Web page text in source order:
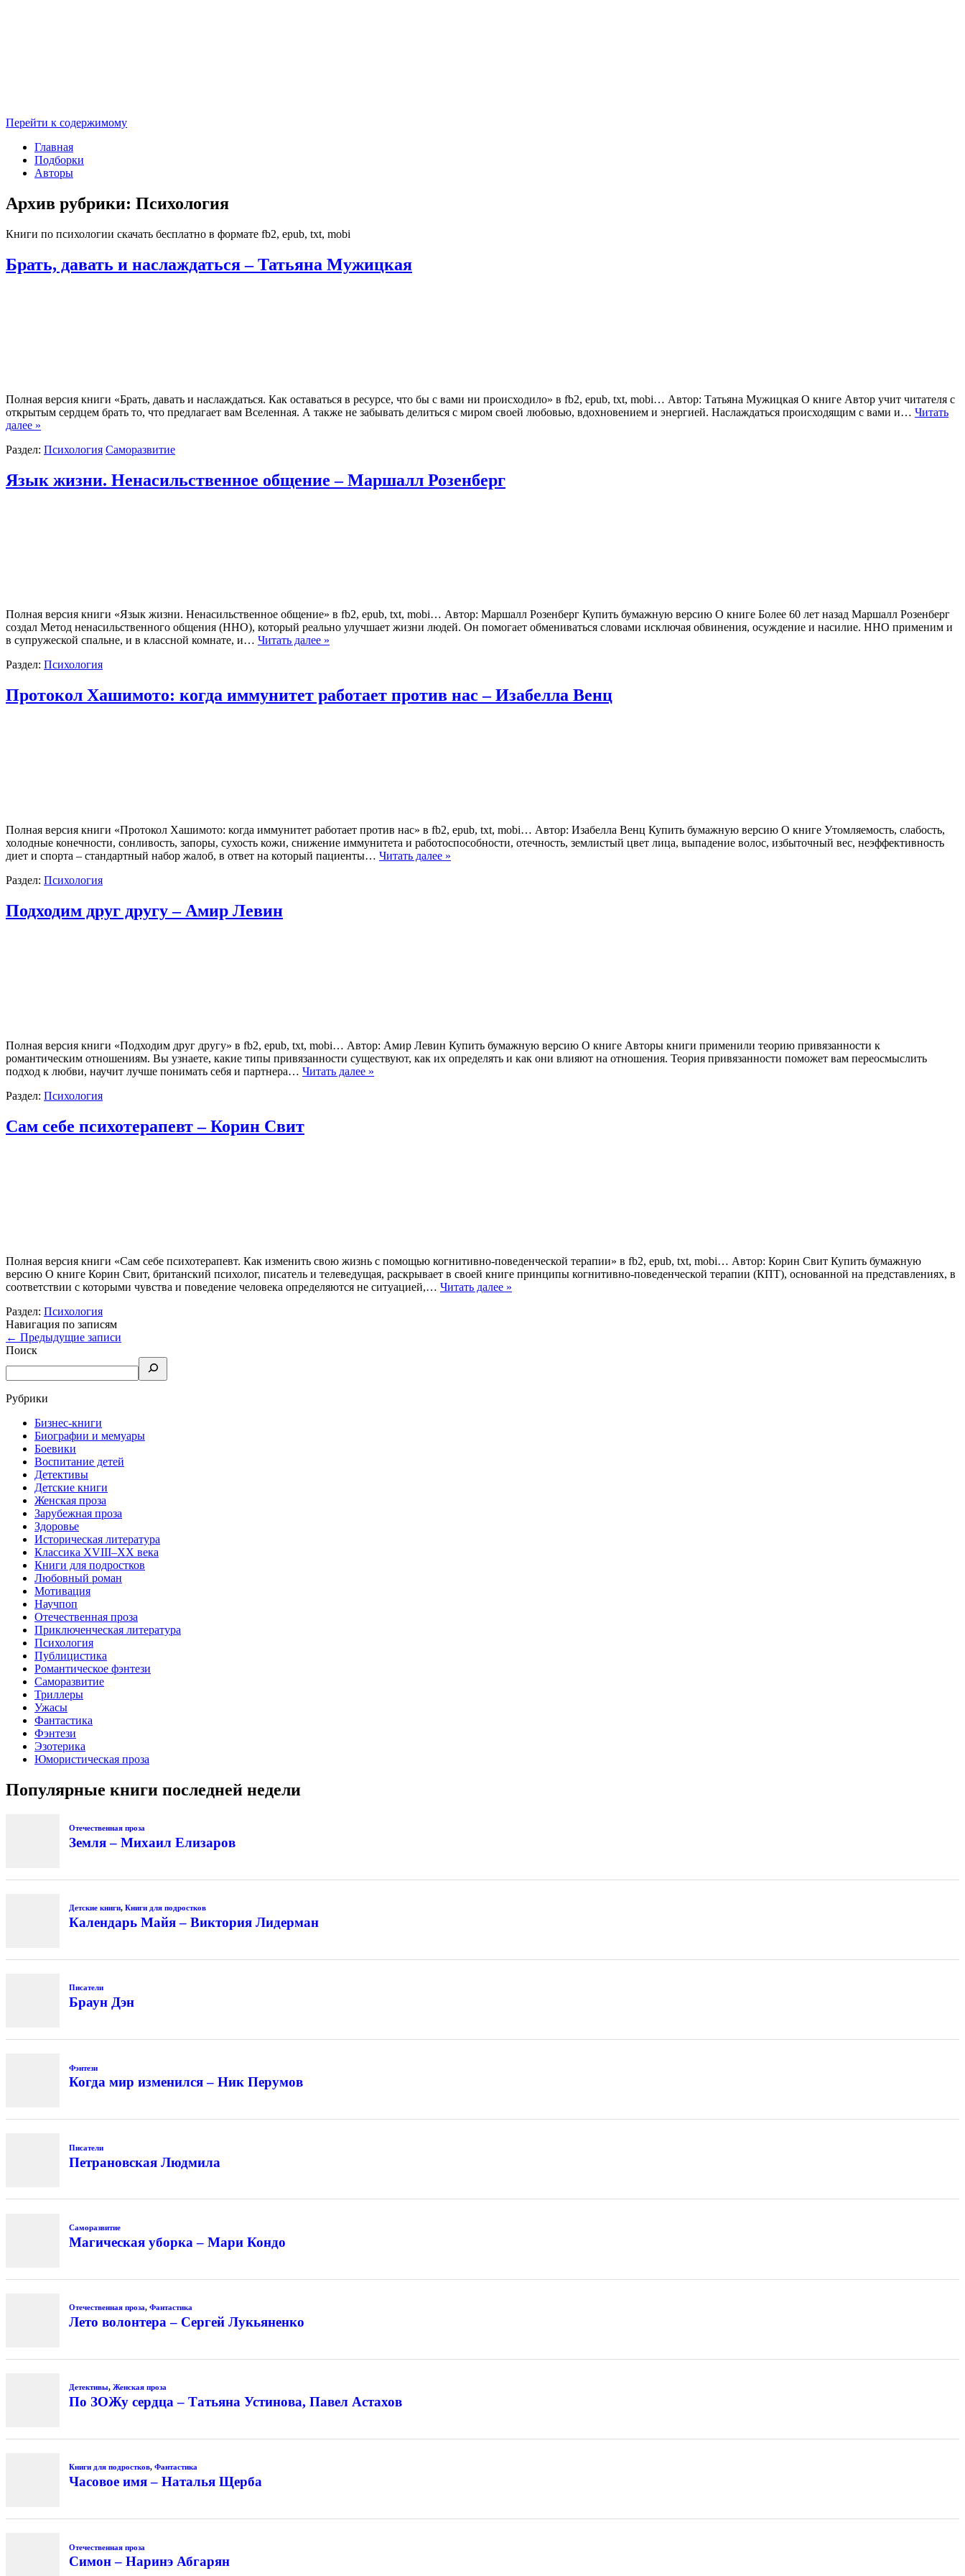
Перейти к содержимому
Главная
Подборки
Авторы
Архив рубрики: Психология
Книги по психологии скачать бесплатно в формате fb2, epub, txt, mobi
Брать, давать и наслаждаться – Татьяна Мужицкая
Полная версия книги «Брать, давать и наслаждаться. Как оставаться в ресурсе, что бы с вами ни происходило» в fb2, epub, txt, mobi… Автор: Татьяна Мужицкая О книге Автор учит читателя с
открытым сердцем брать то, что предлагает вам Вселенная. А также не забывать делиться с миром своей любовью, вдохновением и энергией. Наслаждаться происходящим с вами и… Читать
далее »
Раздел: Психология Саморазвитие
Язык жизни. Ненасильственное общение – Маршалл Розенберг
Полная версия книги «Язык жизни. Ненасильственное общение» в fb2, epub, txt, mobi… Автор: Маршалл Розенберг Купить бумажную версию О книге Более 60 лет назад Маршалл Розенберг
создал Метод ненасильственного общения (ННО), который реально улучшает жизни людей. Он помогает обмениваться словами исключая обвинения, осуждение и насилие. ННО применим и
в супружеской спальне, и в классной комнате, и… Читать далее »
Раздел: Психология
Протокол Хашимото: когда иммунитет работает против нас – Изабелла Венц
Полная версия книги «Протокол Хашимото: когда иммунитет работает против нас» в fb2, epub, txt, mobi… Автор: Изабелла Венц Купить бумажную версию О книге Утомляемость, слабость,
холодные конечности, сонливость, запоры, сухость кожи, снижение иммунитета и работоспособности, отечность, землистый цвет лица, выпадение волос, избыточный вес, неэффективность
диет и спорта – стандартный набор жалоб, в ответ на который пациенты… Читать далее »
Раздел: Психология
Подходим друг другу – Амир Левин
Полная версия книги «Подходим друг другу» в fb2, epub, txt, mobi… Автор: Амир Левин Купить бумажную версию О книге Авторы книги применили теорию привязанности к
романтическим отношениям. Вы узнаете, какие типы привязанности существуют, как их определять и как они влияют на отношения. Теория привязанности поможет вам переосмыслить
подход к любви, научит лучше понимать себя и партнера… Читать далее »
Раздел: Психология
Сам себе психотерапевт – Корин Свит
Полная версия книги «Сам себе психотерапевт. Как изменить свою жизнь с помощью когнитивно-поведенческой терапии» в fb2, epub, txt, mobi… Автор: Корин Свит Купить бумажную
версию О книге Корин Свит, британский психолог, писатель и телеведущая, раскрывает в своей книге принципы когнитивно-поведенческой терапии (КПТ), основанной на представлениях, в
соответствии с которыми чувства и поведение человека определяются не ситуацией,… Читать далее »
Раздел: Психология
Навигация по записям
← Предыдущие записи
Поиск
Рубрики
Бизнес-книги
Биографии и мемуары
Боевики
Воспитание детей
Детективы
Детские книги
Женская проза
Зарубежная проза
Здоровье
Историческая литература
Классика XVIII–XX века
Книги для подростков
Любовный роман
Мотивация
Научпоп
Отечественная проза
Приключенческая литература
Психология
Публицистика
Романтическое фэнтези
Саморазвитие
Триллеры
Ужасы
Фантастика
Фэнтези
Эзотерика
Юмористическая проза
Популярные книги последней недели
Отечественная проза
Земля – Михаил Елизаров
Детские книги, Книги для подростков
Календарь Майя – Виктория Лидерман
Писатели
Браун Дэн
Фэнтези
Когда мир изменился – Ник Перумов
Писатели
Петрановская Людмила
Саморазвитие
Магическая уборка – Мари Кондо
Отечественная проза, Фантастика
Лето волонтера – Сергей Лукьяненко
Детективы, Женская проза
По ЗОЖу сердца – Татьяна Устинова, Павел Астахов
Книги для подростков, Фантастика
Часовое имя – Наталья Щерба
Отечественная проза
Симон – Наринэ Абгарян